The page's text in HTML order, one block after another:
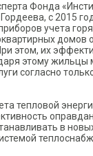
Фонда
с 2015
учета
домов
этом, их
этому жильцы
согласно
тепловой
в